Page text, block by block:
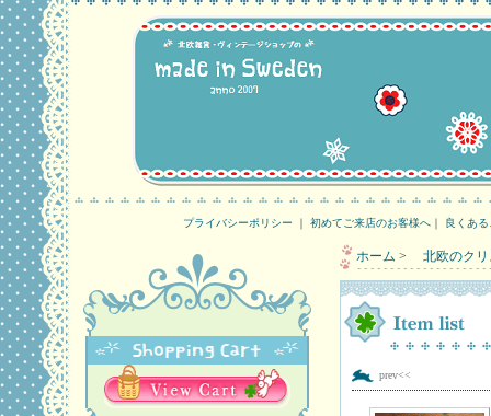
プライバシーポリシー ｜ 初めてご来店のお客様へ ｜ 良くあ
ホーム > 北欧のクリ
prev<<